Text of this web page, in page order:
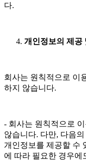
다.
개인정보의 제공
회사는 원칙적으로 이
하지 않습니다.
- 회사는 원칙적으로
않습니다. 다만, 다음
개인정보를 제공할 수
에 따라 필요한 경우에